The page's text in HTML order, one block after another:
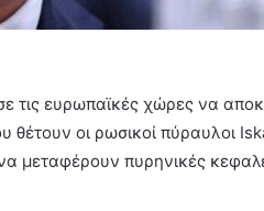
ευρωπαϊκές χώρες να
θέτουν οι ρωσικοί πύραυλοι
μεταφέρουν πυρηνικές